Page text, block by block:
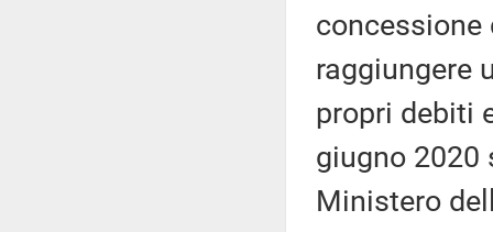
concessione
raggiungere
propri debiti
giugno 2020
Ministero